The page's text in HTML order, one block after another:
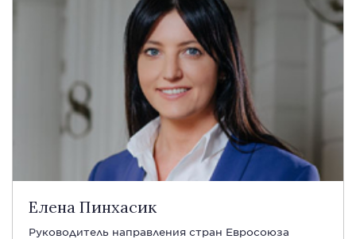
Елена Пинхасик
Руководитель направления стран Евросоюза